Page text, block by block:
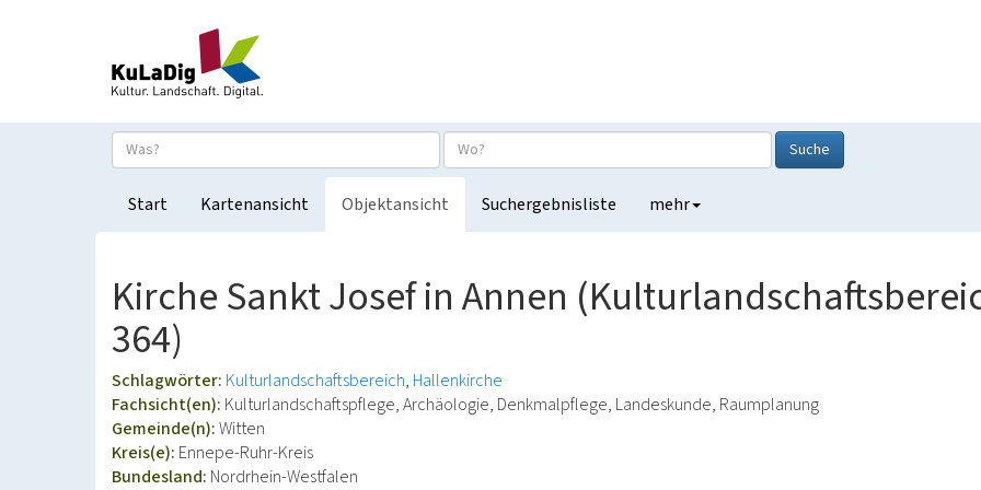
Suche
Start Kartenansicht Objektansicht Suchergebnisliste mehr
Kirche Sankt Josef in Annen
364)
Schlagwörter: Kulturlandschaftsbereich Hallenkirche
Fachsicht(en): Kulturlandschaftspflege, Archäologie, Denkmalpflege, Landeskunde, Raumplanung
Gemeinde(n):Witten
Kreis(e): Ennepe-Ruhr-Kreis
Bundesland: Nordrhein-Westfalen